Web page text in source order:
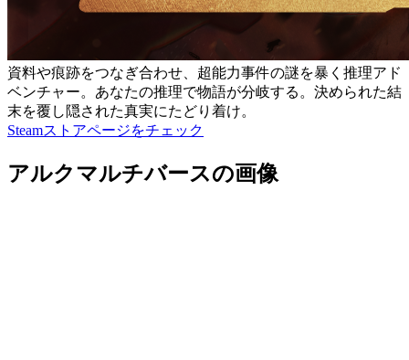
資料や痕跡をつなぎ合わせ、超能力事件の謎を暴く推理アド
ベンチャー。あなたの推理で物語が分岐する。決められた結
末を覆し隠された真実にたどり着け。
Steamストアページをチェック
アルクマルチバースの画像